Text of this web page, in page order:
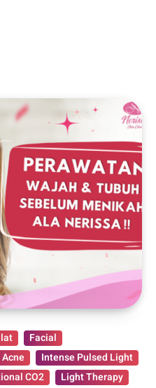
Facial
Intense Pulsed Light
CO2 Light Therapy